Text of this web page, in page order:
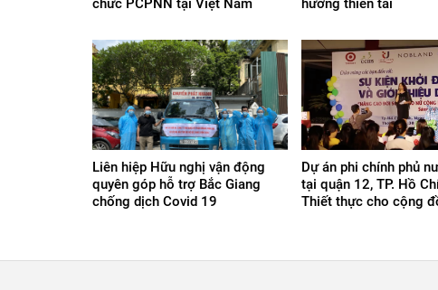
chức PCPNN tại Việt Nam
hưởng thiên tai
Liên hiệp Hữu nghị vận động
quyên góp hỗ trợ Bắc Giang
chống dịch Covid 19
Dự án phi chính phủ
tại quận 12, TP. Hồ
Thiết thực cho cộng